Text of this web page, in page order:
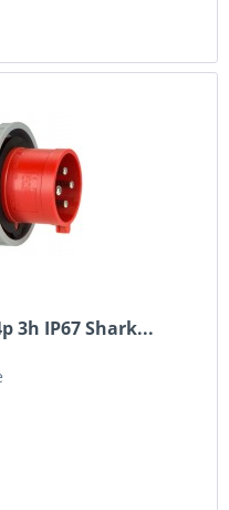
3h IP67 Shark...